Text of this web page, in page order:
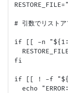
# 引数でリスト
if [[ -n
fi
if [[ ! -f
echo